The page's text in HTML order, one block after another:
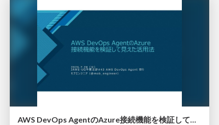
AWS DevOps AgentのAzure接続機能を検証して見えた活用法／Use Cases Verified for the AWS DevOps Agent's Azure Connectivity Feature